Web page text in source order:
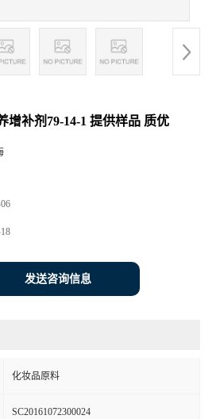
增补剂79-14-1 提供样品 质优
发送咨询信息
化妆品原料
SC20161072300024